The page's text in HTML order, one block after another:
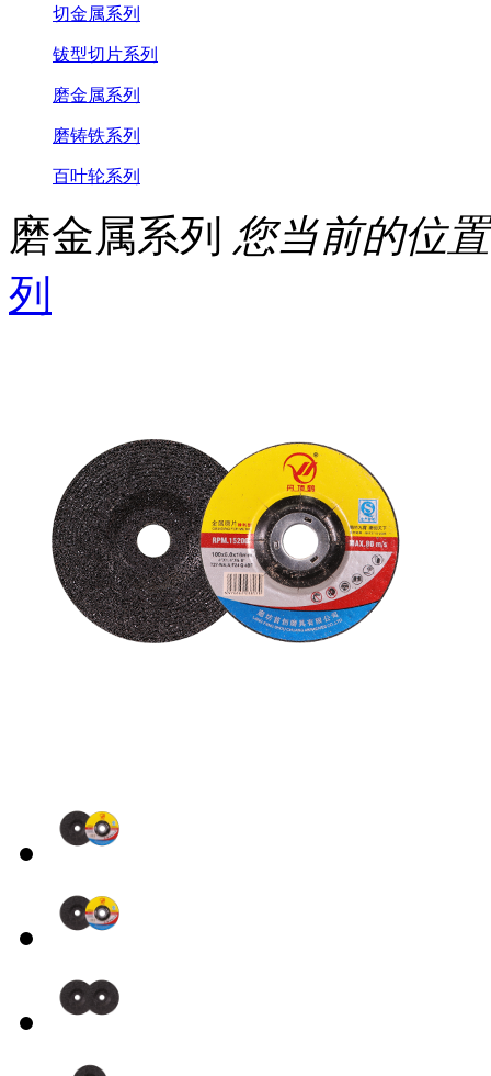
切金属系列
钹型切片系列
磨金属系列
磨铸铁系列
百叶轮系列
磨金属系列 您当前的位
列